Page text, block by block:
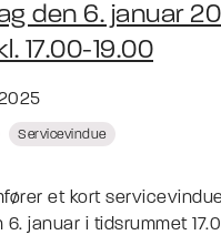
den 6. januar
17.00-19.00
Servicevindue
et kort
januar i tidsrummet